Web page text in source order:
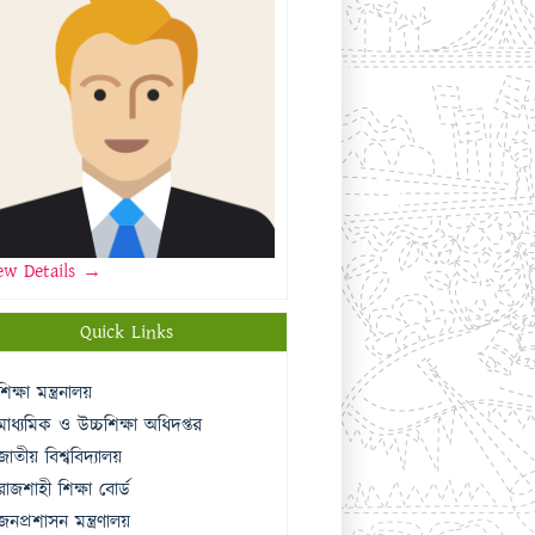
Message From Vice Principal
Quick Links
মন্ত্রনালয়
ও উচ্চশিক্ষা অধিদপ্তর